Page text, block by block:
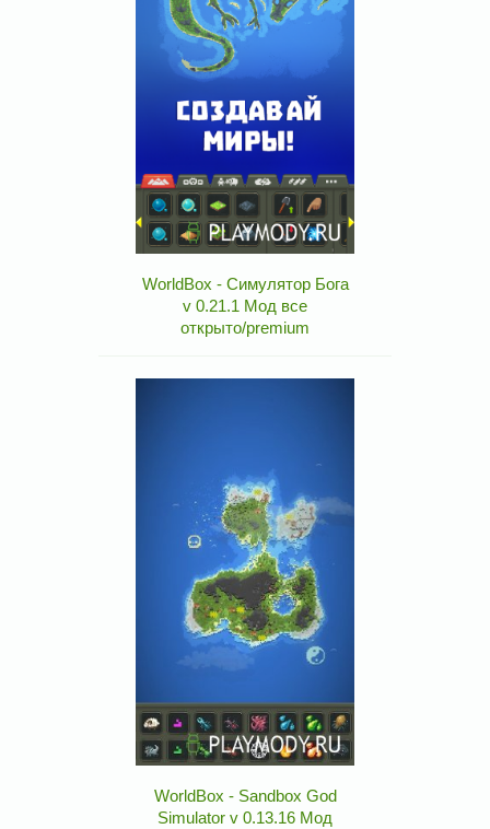
WorldBox - Симулятор Бога
v 0.21.1 Мод все
открыто/premium
WorldBox - Sandbox God
Simulator v 0.13.16 Мод